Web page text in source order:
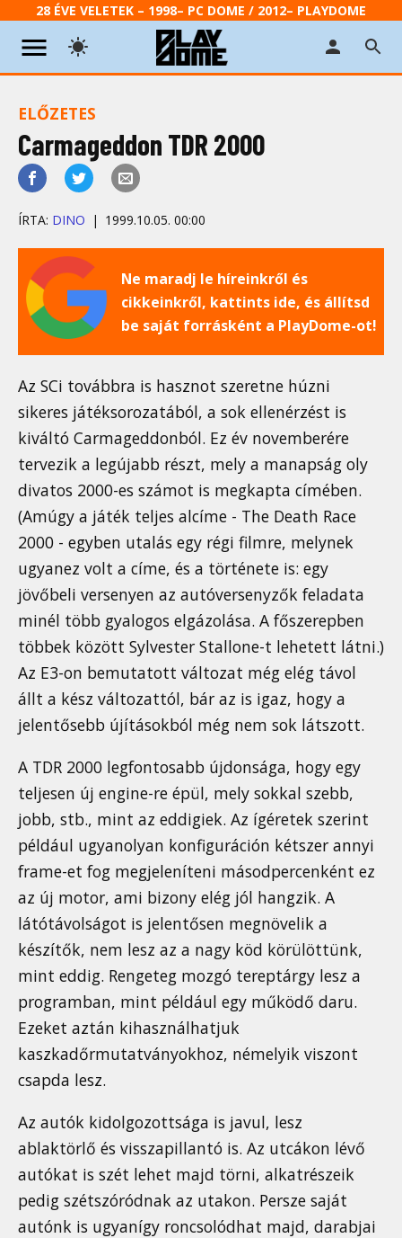
28 ÉVE VELETEK – 1998– PC DOME / 2012– PLAYDOME
ELŐZETES
Carmageddon TDR 2000
ÍRTA: DINO 1999.10.05. 00:00
Ne maradj le híreinkről és
cikkeinkről, kattints ide, és állítsd
be saját forrásként a PlayDome-ot!
Az SCi továbbra is hasznot szeretne húzni
sikeres játéksorozatából, a sok ellenérzést is
kiváltó Carmageddonból. Ez év novemberére
tervezik a legújabb részt, mely a manapság oly
divatos 2000-es számot is megkapta címében.
(Amúgy a játék teljes alcíme - The Death Race
2000 - egyben utalás egy régi filmre, melynek
ugyanez volt a címe, és a története is: egy
jövőbeli versenyen az autóversenyzők feladata
minél több gyalogos elgázolása. A főszerepben
többek között Sylvester Stallone-t lehetett látni.)
Az E3-on bemutatott változat még elég távol
állt a kész változattól, bár az is igaz, hogy a
jelentősebb újításokból még nem sok látszott.
A TDR 2000 legfontosabb újdonsága, hogy egy
teljesen új engine-re épül, mely sokkal szebb,
jobb, stb., mint az eddigiek. Az ígéretek szerint
például ugyanolyan konfiguráción kétszer annyi
frame-et fog megjeleníteni másodpercenként ez
az új motor, ami bizony elég jól hangzik. A
látótávolságot is jelentősen megnövelik a
készítők, nem lesz az a nagy köd körülöttünk,
mint eddig. Rengeteg mozgó tereptárgy lesz a
programban, mint például egy működő daru.
Ezeket aztán kihasználhatjuk
kaszkadőrmutatványokhoz, némelyik viszont
csapda lesz.
Az autók kidolgozottsága is javul, lesz
ablaktörlő és visszapillantó is. Az utcákon lévő
autókat is szét lehet majd törni, alkatrészeik
pedig szétszóródnak az utakon. Persze saját
autónk is ugyanígy roncsolódhat majd, darabjai